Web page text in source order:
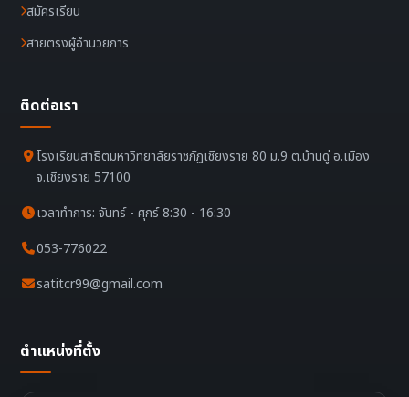
สมัครเรียน
สายตรงผู้อำนวยการ
ติดต่อเรา
โรงเรียนสาธิตมหาวิทยาลัยราชภัฏเชียงราย 80 ม.9 ต.บ้านดู่ อ.เมือง
จ.เชียงราย 57100
เวลาทำการ: จันทร์ - ศุกร์ 8:30 - 16:30
053-776022
satitcr99@gmail.com
ตำแหน่งที่ตั้ง